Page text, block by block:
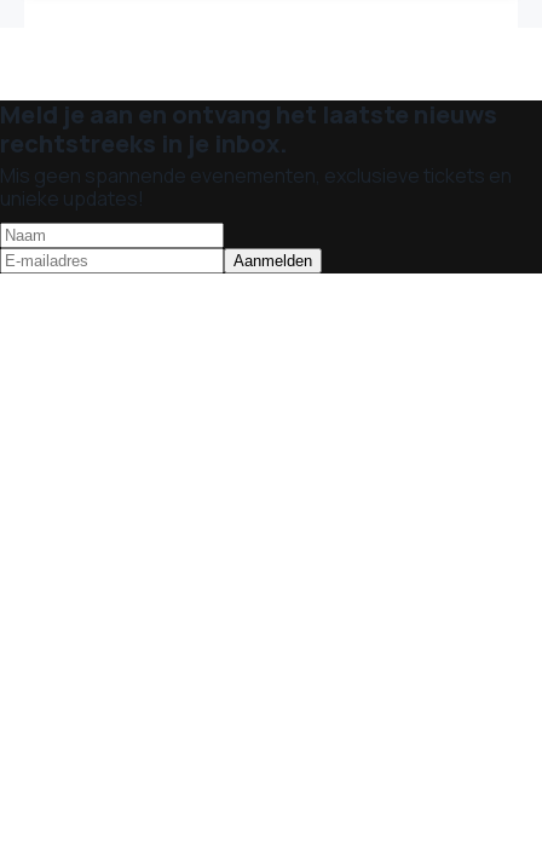
Meld je aan en ontvang het laatste nieuws
rechtstreeks in je inbox.
Mis geen spannende evenementen, exclusieve tickets en
unieke updates!